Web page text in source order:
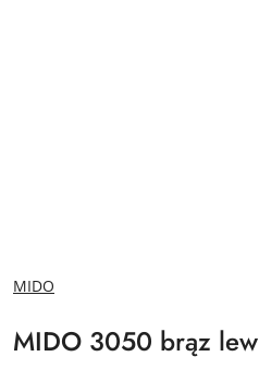
NAZWA
PRODUCENTA:
MIDO
MIDO 3050 brąz lew